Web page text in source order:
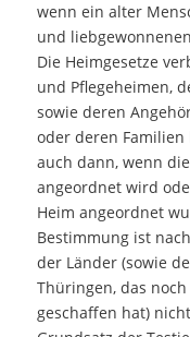
wenn ein alter
und
Die Heimgesetze
und Pflegeheimen,
sowie deren
oder deren Familien
auch dann, wenn
angeordnet wird
Heim angeordnet
Bestimmung ist
der Länder (sowie
Thüringen, das
geschaffen hat)